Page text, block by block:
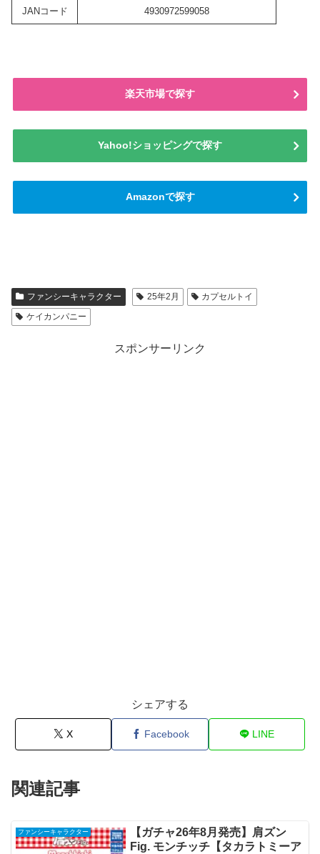
JANコード 4930972599058
楽天市場で探す
Yahoo!ショッピングで探す
Amazonで探す
ファンシーキャラクター 25年2月
カプセルトイ
ケイカンパニー
スポンサーリンク
シェアする
X Facebook LINE
関連記事
ファンシーキャラクター
【ガチャ26年8月発売】肩ズン
Fig. モンチッチ【タカラトミーア